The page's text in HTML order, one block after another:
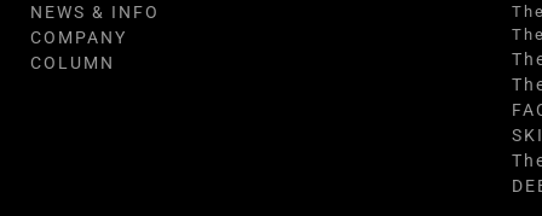
NEWS & INFO
COMPANY
COLUMN